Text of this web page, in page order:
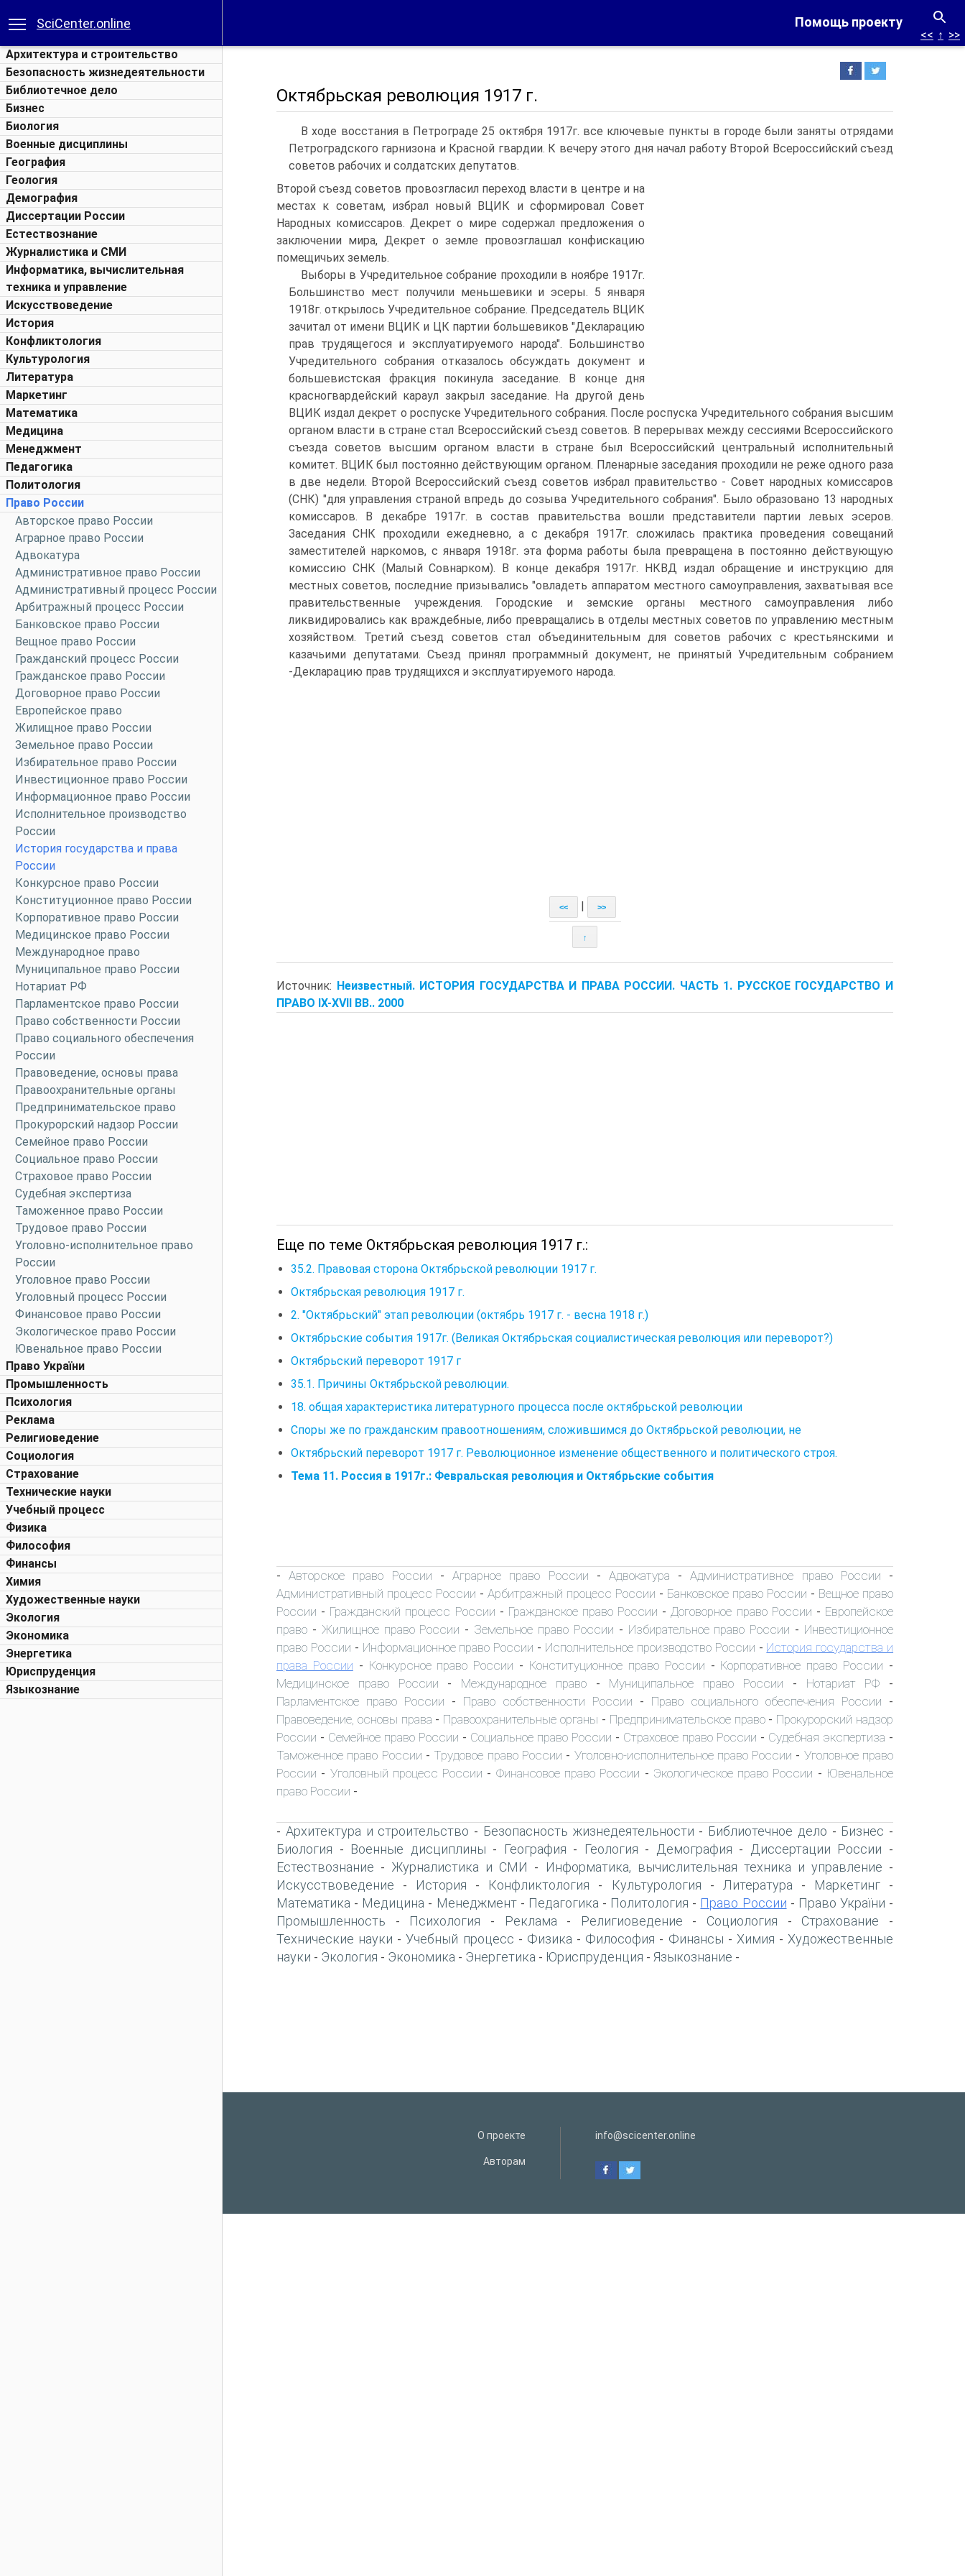
Помощь проекту
SciCenter.online
Архитектура и строительство
Безопасность жизнедеятельности
Библиотечное дело
Бизнес
Биология
Военные дисциплины
География
Геология
Демография
Диссертации России
Естествознание
Журналистика и СМИ
Информатика, вычислительная
техника и управление
Искусствоведение
История
Конфликтология
Культурология
Литература
Маркетинг
Математика
Медицина
Менеджмент
Педагогика
Политология
Право России
Авторское право России
Аграрное право России
Адвокатура
Административное право России
Административный процесс России
Арбитражный процесс России
Банковское право России
Вещное право России
Гражданский процесс России
Гражданское право России
Договорное право России
Европейское право
Жилищное право России
Земельное право России
Избирательное право России
Инвестиционное право России
Информационное право России
Исполнительное производство
России
История государства и права
России
Конкурсное право России
Конституционное право России
Корпоративное право России
Медицинское право России
Международное право
Муниципальное право России
Нотариат РФ
Парламентское право России
Право собственности России
Право социального обеспечения
России
Правоведение, основы права
Правоохранительные органы
Предпринимательское право
Прокурорский надзор России
Семейное право России
Социальное право России
Страховое право России
Судебная экспертиза
Таможенное право России
Трудовое право России
Уголовно-исполнительное право
России
Уголовное право России
Уголовный процесс России
Финансовое право России
Экологическое право России
Ювенальное право России
Право України
Промышленность
Психология
Реклама
Религиоведение
Социология
Страхование
Технические науки
Учебный процесс
Физика
Философия
Финансы
Химия
Художественные науки
Экология
Экономика
Энергетика
Юриспруденция
Языкознание
<< ↑ >>
Октябрьская революция 1917 г.
В ходе восстания в Петрограде 25 октября 1917г. все ключевые пункты в городе были заняты отрядами
Петроградского гарнизона и Красной гвардии. К вечеру этого дня начал работу Второй Всероссийский съезд
советов рабочих и солдатских депутатов.
Второй съезд советов провозгласил переход власти в центре и на
местах к советам, избрал новый ВЦИК и сформировал Совет
Народных комиссаров. Декрет о мире содержал предложения о
заключении мира, Декрет о земле провозглашал конфискацию
помещичьих земель.
Выборы в Учредительное собрание проходили в ноябре 1917г.
Большинство мест получили меньшевики и эсеры. 5 января
1918г. открылось Учредительное собрание. Председатель ВЦИК
зачитал от имени ВЦИК и ЦК партии большевиков "Декларацию
прав трудящегося и эксплуатируемого народа". Большинство
Учредительного собрания отказалось обсуждать документ и
большевистская фракция покинула заседание. В конце дня
красногвардейский караул закрыл заседание. На другой день
ВЦИК издал декрет о роспуске Учредительного собрания. После роспуска Учредительного собрания высшим
органом власти в стране стал Всероссийский съезд советов. В перерывах между сессиями Всероссийского
съезда советов высшим органом власти в стране был Всероссийский центральный исполнительный
комитет. ВЦИК был постоянно действующим органом. Пленарные заседания проходили не реже одного раза
в две недели. Второй Всероссийский съезд советов избрал правительство - Совет народных комиссаров
(СНК) "для управления страной впредь до созыва Учредительного собрания". Было образовано 13 народных
комиссаров. В декабре 1917г. в состав правительства вошли представители партии левых эсеров.
Заседания СНК проходили ежедневно, а с декабря 1917г. сложилась практика проведения совещаний
заместителей наркомов, с января 1918г. эта форма работы была превращена в постоянно действующую
комиссию СНК (Малый Совнарком). В конце декабря 1917г. НКВД издал обращение и инструкцию для
местных советов, последние призывались "овладеть аппаратом местного самоуправления, захватывая все
правительственные учреждения. Городские и земские органы местного самоуправления либо
ликвидировались как враждебные, либо превращались в отделы местных советов по управлению местным
хозяйством. Третий съезд советов стал объединительным для советов рабочих с крестьянскими и
казачьими депутатами. Съезд принял программный документ, не принятый Учредительным собранием
-Декларацию прав трудящихся и эксплуатируемого народа.
<< >>
↑
Источник: Неизвестный. ИСТОРИЯ ГОСУДАРСТВА И ПРАВА РОССИИ. ЧАСТЬ 1. РУССКОЕ ГОСУДАРСТВО И
ПРАВО IX-XVII ВВ.. 2000
Еще по теме Октябрьская революция 1917 г.:
35.2. Правовая сторона Октябрьской революции 1917 г.
Октябрьская революция 1917 г.
2. "Октябрьский" этап революции (октябрь 1917 г. - весна 1918 г.)
Октябрьские события 1917г. (Великая Октябрьская социалистическая революция или переворот?)
Октябрьский переворот 1917 г
35.1. Причины Октябрьской революции.
18. общая характеристика литературного процесса после октябрьской революции
Споры же по гражданским правоотношениям, сложившимся до Октябрьской революции, не
Октябрьский переворот 1917 г. Революционное изменение общественного и политического строя.
Тема 11. Россия в 1917г.: Февральская революция и Октябрьские события
-Авторское право России -Аграрное право России - Адвокатура -Административное право России -
Административный процесс России - Арбитражный процесс России - Банковское право России - Вещное право
России - Гражданский процесс России - Гражданское право России - Договорное право России - Европейское
право - Жилищное право России - Земельное право России - Избирательное право России - Инвестиционное
право России - Информационное право России - Исполнительное производство России - История государства и
права России - Конкурсное право России - Конституционное право России - Корпоративное право России -
Медицинское право России - Международное право- Муниципальное право России - Нотариат РФ -
Парламентское право России - Право собственности России - Право социального обеспечения России -
Правоведение, основы права - Правоохранительные органы - Предпринимательское право- Прокурорский надзор
России - Семейное право России - Социальное право России - Страховое право России - Судебная экспертиза -
Таможенное право России - Трудовое право России - Уголовно-исполнительное право России - Уголовное право
России - Уголовный процесс России - Финансовое право России - Экологическое право России - Ювенальное
право России -
- Архитектура и строительство - Безопасность жизнедеятельности - Библиотечное дело - Бизнес -
Биология - Военные дисциплины - География - Геология - Демография - Диссертации России -
Естествознание - Журналистика и СМИ - Информатика, вычислительная техника и управление -
Искусствоведение - История - Конфликтология - Культурология - Литература - Маркетинг-
Математика - Медицина - Менеджмент- Педагогика - Политология - Право России - Право України -
Промышленность - Психология - Реклама - Религиоведение - Социология - Страхование -
Технические науки -Учебный процесс - Физика - Философия - Финансы - Химия - Художественные
науки - Экология - Экономика - Энергетика - Юриспруденция - Языкознание -
О проекте
Авторам
info@scicenter.online